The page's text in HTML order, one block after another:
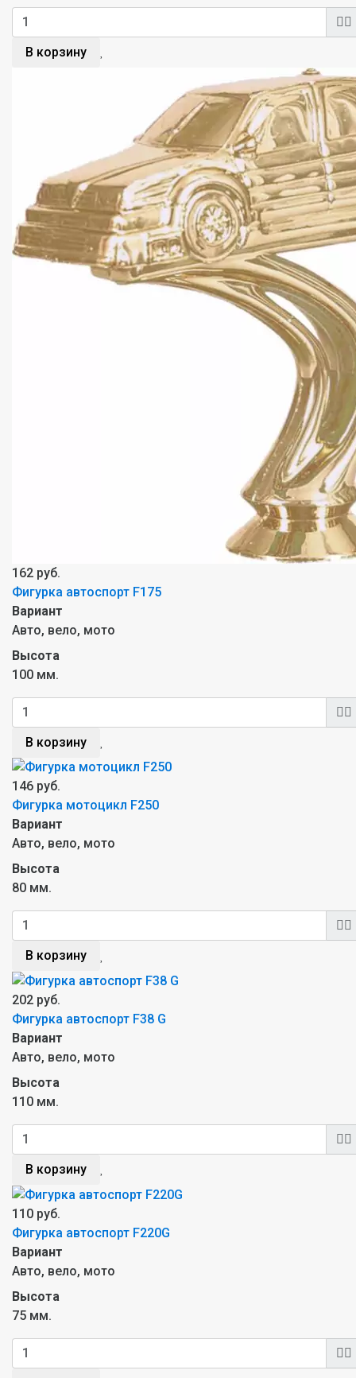
В корзину
162 руб.
Фигурка автоспорт F175
Вариант
Авто, вело, мото
Высота
100 мм.
В корзину
146 руб.
Фигурка мотоцикл F250
Вариант
Авто, вело, мото
Высота
80 мм.
В корзину
202 руб.
Фигурка автоспорт F38 G
Вариант
Авто, вело, мото
Высота
110 мм.
В корзину
110 руб.
Фигурка автоспорт F220G
Вариант
Авто, вело, мото
Высота
75 мм.